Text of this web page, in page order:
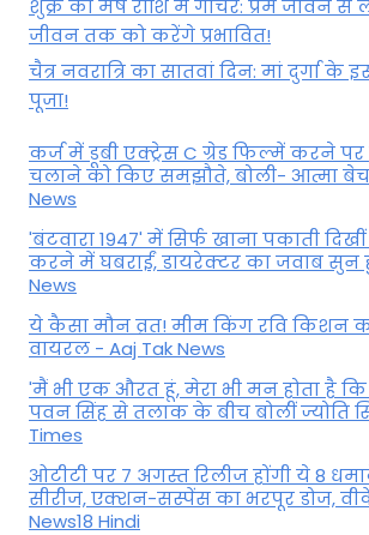
शुक्र का मेष राशि में गोचर: प्रेम जीवन से
जीवन तक को करेंगे प्रभावित!
चैत्र नवरात्रि का सातवां दिन: मां दुर्गा के
पूजा!
कर्ज में डूबी एक्ट्रेस C ग्रेड फिल्में करने
चलाने को किए समझौते, बोली- आत्मा बेच
News
'बंटवारा 1947' में सिर्फ खाना पकाती दिखीं
करने में घबराईं, डायरेक्टर का जवाब सुन
News
ये कैसा मौन व्रत! मीम किंग रवि किशन
वायरल - Aaj Tak News
'मैं भी एक औरत हूं, मेरा भी मन होता है कि
पवन सिंह से तलाक के बीच बोलीं ज्योति
Times
ओटीटी पर 7 अगस्त रिलीज होंगी ये 8
सीरीज, एक्शन-सस्पेंस का भरपूर डोज,
News18 Hindi